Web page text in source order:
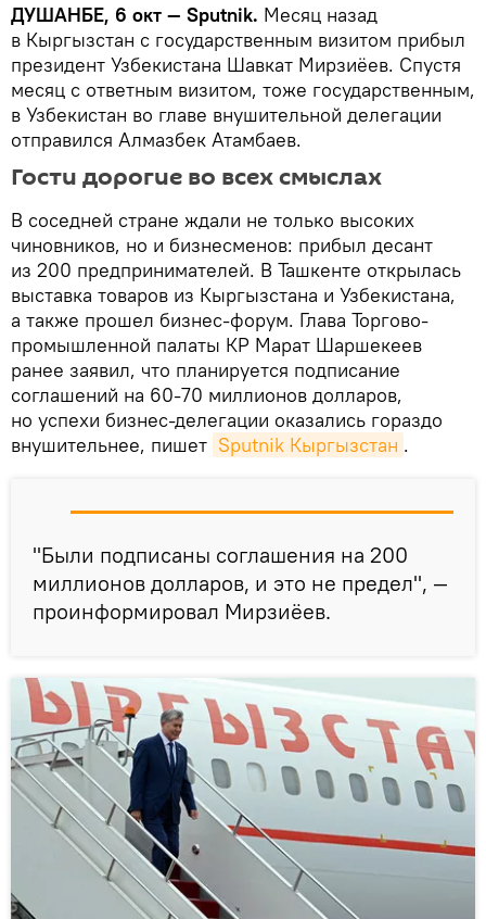
ДУШАНБЕ, 6 окт — Sputnik. Месяц назад
в Кыргызстан с государственным визитом прибыл
президент Узбекистана Шавкат Мирзиёев. Спустя
месяц с ответным визитом, тоже государственным,
в Узбекистан во главе внушительной делегации
отправился Алмазбек Атамбаев.
Гости дорогие во всех смыслах
В соседней стране ждали не только высоких
чиновников, но и бизнесменов: прибыл десант
из 200 предпринимателей. В Ташкенте открылась
выставка товаров из Кыргызстана и Узбекистана,
а также прошел бизнес-форум. Глава Торгово-
промышленной палаты КР Марат Шаршекеев
ранее заявил, что планируется подписание
соглашений на 60-70 миллионов долларов,
но успехи бизнес-делегации оказались гораздо
внушительнее, пишет Sputnik Кыргызстан .
"Были подписаны соглашения на 200
миллионов долларов, и это не предел", —
проинформировал Мирзиёев.